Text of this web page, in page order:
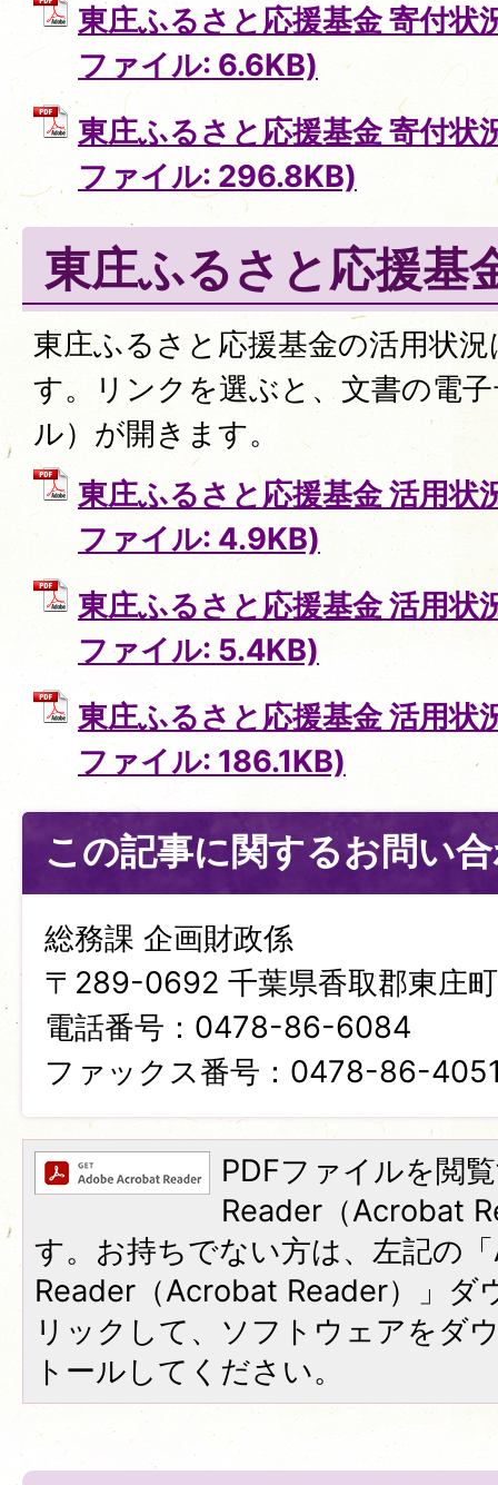
東庄ふるさと応援基金 寄付状
ファイル: 6.6KB)
東庄ふるさと応援基金 寄付状
ファイル: 296.8KB)
東庄ふるさと応援基
東庄ふるさと応援基金の活用状
す。リンクを選ぶと、文書の電
ル）が開きます。
東庄ふるさと応援基金 活用状
ファイル: 4.9KB)
東庄ふるさと応援基金 活用状
ファイル: 5.4KB)
東庄ふるさと応援基金 活用状
ファイル: 186.1KB)
この記事に関するお問い
総務課 企画財政係
〒289-0692 千葉県香取郡東庄
電話番号：0478-86-6084
ファックス番号：0478-86-
PDFファイルを閲
Reader（Acrobat
す。お持ちでない方は、左記の
Reader（Acrobat Reader）」ダ
リックして、ソフトウェアをダ
トールしてください。